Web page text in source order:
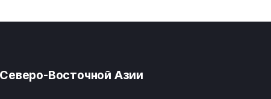
Восточной Азии